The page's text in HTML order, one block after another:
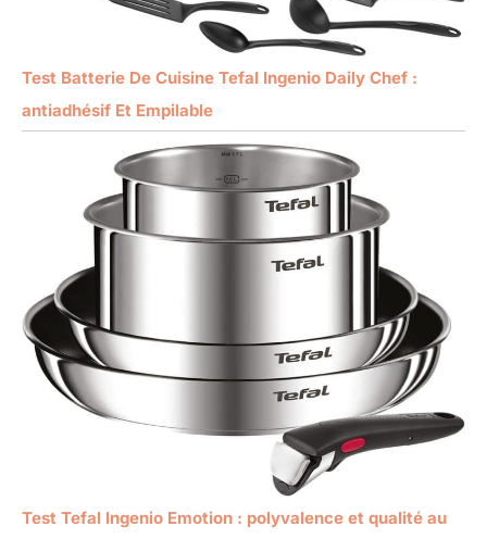
Test Batterie De Cuisine Tefal Ingenio Daily Chef :
antiadhésif Et Empilable
Test Tefal Ingenio Emotion : polyvalence et qualité au